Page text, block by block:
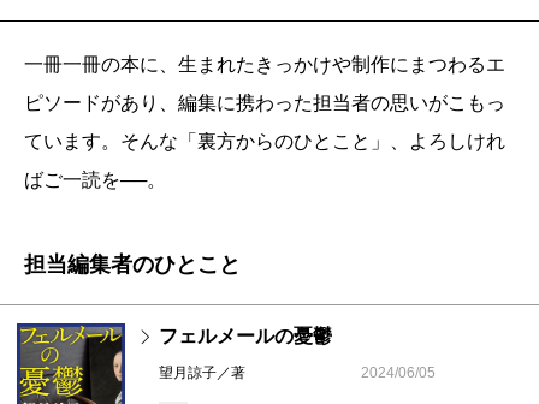
一冊一冊の本に、生まれたきっかけや制作にまつわるエ
ピソードがあり、編集に携わった担当者の思いがこもっ
ています。そんな「裏方からのひとこと」、よろしけれ
ばご一読を──。
担当編集者のひとこと
フェルメールの憂鬱
望月諒子／著 2024/06/05